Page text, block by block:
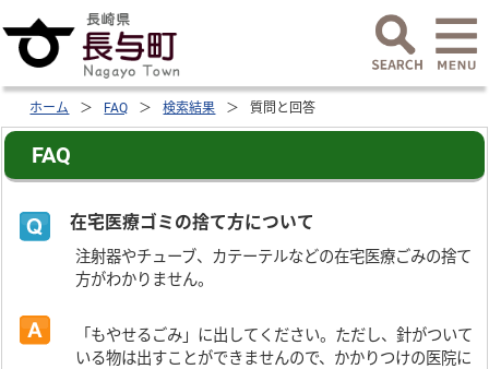
ホーム FAQ 検索結果 質問と回答
FAQ
在宅医療ゴミの捨て方について
注射器やチューブ、カテーテルなどの在宅医療ごみの捨て
方がわかりません。
「もやせるごみ」に出してください。ただし、針がついて
いる物は出すことができませんので、かかりつけの医院に